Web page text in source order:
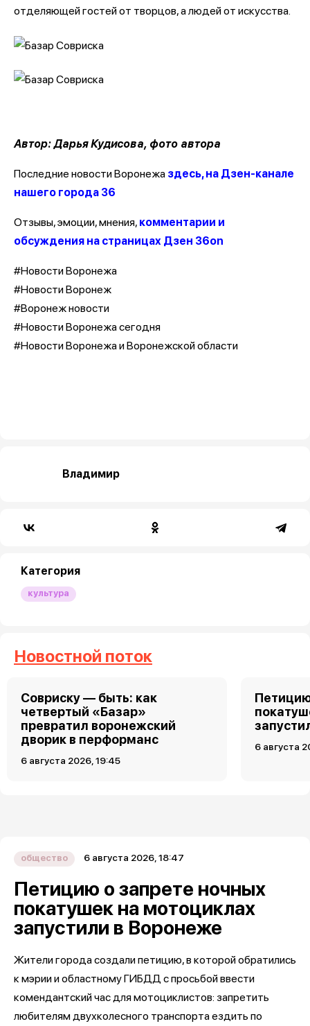
отделяющей гостей от творцов, а людей от искусства.
Автор: Дарья Кудисова, фото автора
Последние новости Воронежа здесь, на Дзен-канале
нашего города 36
Отзывы, эмоции, мнения, комментарии и
обсуждения на страницах Дзен 36on
#Новости Воронежа
#Новости Воронеж
#Воронеж новости
#Новости Воронежа сегодня
#Новости Воронежа и Воронежской области
Владимир
Категория
культура
Новостной поток
Совриску — быть: как
четвертый «Базар»
превратил воронежский
дворик в перформанс
6 августа 2026, 19:45
6 августа
общество 6 августа 2026, 18:47
Петицию о запрете ночных
покатушек на мотоциклах
запустили в Воронеже
Жители города создали петицию, в которой обратились
к мэрии и областному ГИБДД с просьбой ввести
комендантский час для мотоциклистов: запретить
любителям двухколесного транспорта ездить по